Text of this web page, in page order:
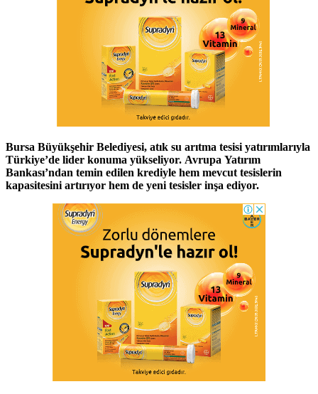
Bursa Büyükşehir Belediyesi, atık su arıtma tesisi yatırımlarıyla
Türkiye’de lider konuma yükseliyor. Avrupa Yatırım
Bankası’ndan temin edilen krediyle hem mevcut tesislerin
kapasitesini artırıyor hem de yeni tesisler inşa ediyor.